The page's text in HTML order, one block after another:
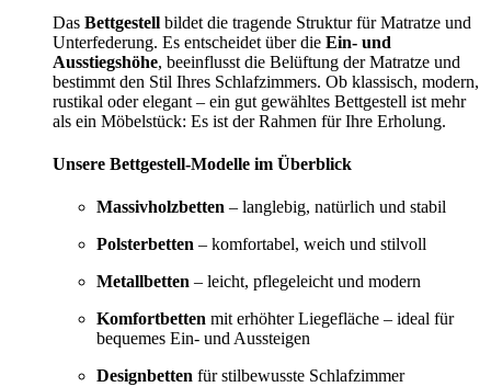
Das Bettgestell bildet die tragende Struktur für Matratze und
Unterfederung. Es entscheidet über die Ein- und
Ausstiegshöhe, beeinflusst die Belüftung der Matratze und
bestimmt den Stil Ihres Schlafzimmers. Ob klassisch, modern,
rustikal oder elegant – ein gut gewähltes Bettgestell ist mehr
als ein Möbelstück: Es ist der Rahmen für Ihre Erholung.
Unsere Bettgestell-Modelle im Überblick
Massivholzbetten – langlebig, natürlich und stabil
Polsterbetten – komfortabel, weich und stilvoll
Metallbetten – leicht, pflegeleicht und modern
Komfortbetten mit erhöhter Liegefläche – ideal für
bequemes Ein- und Aussteigen
Designbetten für stilbewusste Schlafzimmer